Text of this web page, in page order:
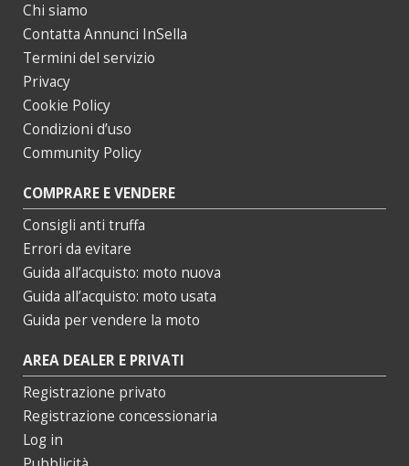
Chi siamo
Contatta Annunci InSella
Termini del servizio
Privacy
Cookie Policy
Condizioni d’uso
Community Policy
COMPRARE E VENDERE
Consigli anti truffa
Errori da evitare
Guida all’acquisto: moto nuova
Guida all’acquisto: moto usata
Guida per vendere la moto
AREA DEALER E PRIVATI
Registrazione privato
Registrazione concessionaria
Log in